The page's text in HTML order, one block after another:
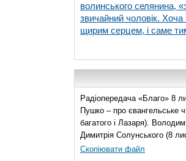
волинського селянина,
звичайний чоловік. Хоча
щирим серцем, і саме
Радіопередача «Благо» 8
Пушко – про євангельське
багатого і Лазаря).
Димитрія Солунського (8
Скопіювати файл